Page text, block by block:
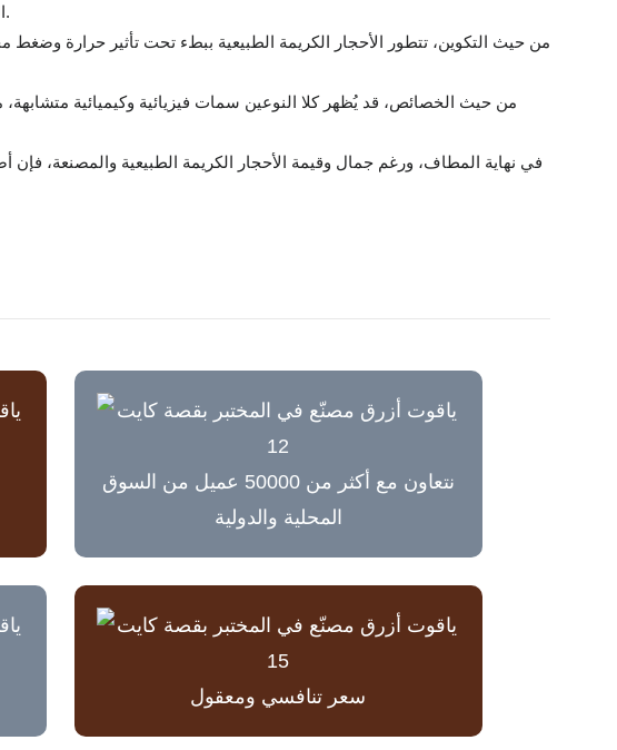
الكريمة المصنعة في المختبر في بيئات مختبرية خاضعة للرقابة باستخدام تكنولوجيا متقدمة تحاكي هذه الظروف الطبيعية.
من حيث التكوين، تتطور الأحجار الكريمة الطبيعية ببطء تحت تأثير حرارة وضغط
من حيث الخصائص، قد يُظهر كلا النوعين سمات فيزيائية وكيميائية
في نهاية المطاف، ورغم جمال وقيمة الأحجار الكريمة الطبيعية والمصنعة، فإن
نتعاون مع أكثر من 50000 عميل من السوق
المحلية والدولية
سعر تنافسي ومعقول